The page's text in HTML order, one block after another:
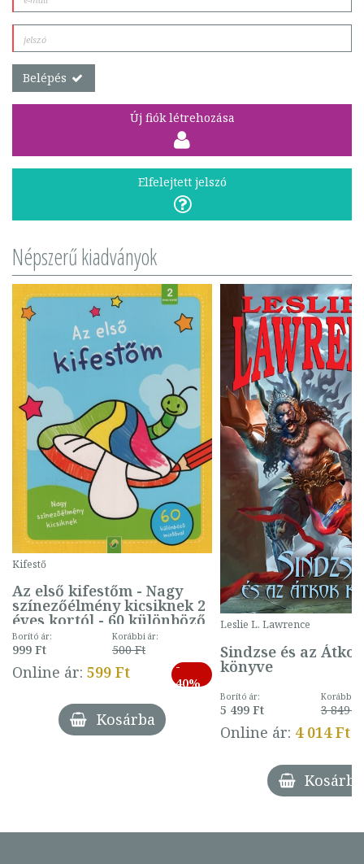
Belépés
Új fiók létrehozása
Elfelejtett jelszó
Népszerű kiadványok
Kifestő
Az első kifestőm - Nagy
színezőélmény kicsiknek 2
éves kortól - 60 különböző
mintával (gombás)
Borító ár:
999 Ft
Korábbi ár:
500 Ft
Online ár: 599 Ft
-
40%
Kosárba
Leslie L. Lawrence
Sindzse és az Átkok
könyve
Borító ár:
5 499 Ft
Korábbi
3 849 Ft
Online ár: 4 014 Ft
Kosárba